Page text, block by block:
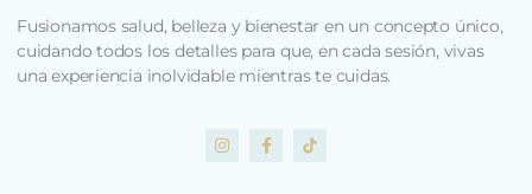
Fusionamos salud, belleza y bienestar en un concepto único,
cuidando todos los detalles para que, en cada sesión, vivas
una experiencia inolvidable mientras te cuidas.